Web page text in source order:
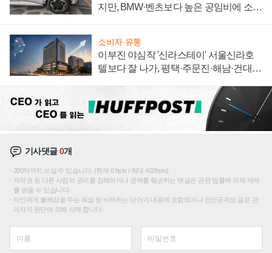
지만, BMW·벤츠보다 높은 공임비에 소비
소비자·유통
이부진 야심작 '신라스테이' 서울신라호
텔보다 잘 나가, 평택·주문진·해남·건대로
기사댓글0개
200자까지 쓰실 수 있습니다. (현재 0 byte / 최대 400byte)
저작권 등 다른 사람의 권리를 침해하거나 명예를 훼손하는 댓글은 관련 법률에 의해 제재
를 받을 수 있습니다.
타인에게 불쾌감을 주는 욕설 등 비하하는 단어가 내용에 포함되거나 인신공격성 글은 관
리자의 판단에 의해 삭제 합니다.